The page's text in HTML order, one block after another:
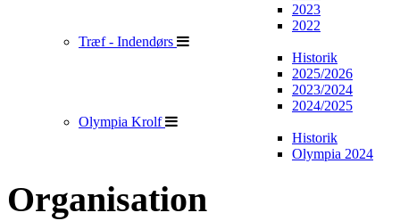
2023
2022
Træf - Indendørs
Historik
2025/2026
2023/2024
2024/2025
Olympia Krolf
Historik
Olympia 2024
Organisation